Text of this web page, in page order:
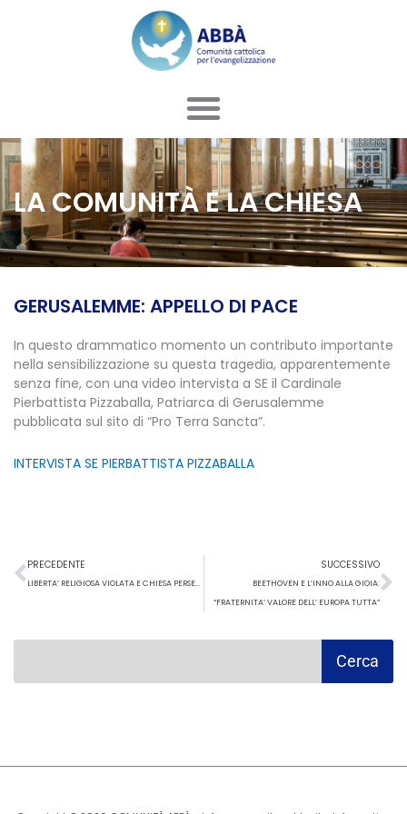
LA COMUNITÀ E LA CHIESA
GERUSALEMME: APPELLO DI PACE
In questo drammatico momento un contributo importante
nella sensibilizzazione su questa tragedia, apparentemente
senza fine, con una video intervista a SE il Cardinale
Pierbattista Pizzaballa, Patriarca di Gerusalemme
pubblicata sul sito di “Pro Terra Sancta”.
INTERVISTA SE PIERBATTISTA PIZZABALLA
Precedente
PRECEDENTE
LIBERTA’ RELIGIOSA VIOLATA E CHIESA PERSEGUITATA: IL RAPPORTO ACS 2023
SUCCESSIVO
BEETHOVEN E L’INNO ALLA GIOIA:
“FRATERNITA’ VALORE DELL’ EUROPA TUTTA”
Cerca